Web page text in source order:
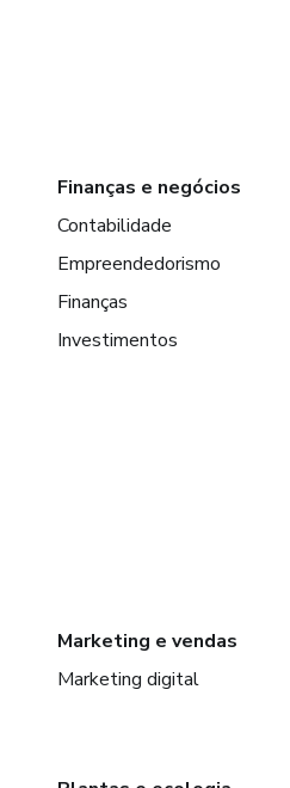
Finanças e negócios
Contabilidade
Empreendedorismo
Finanças
Investimentos
Marketing e vendas
Marketing digital